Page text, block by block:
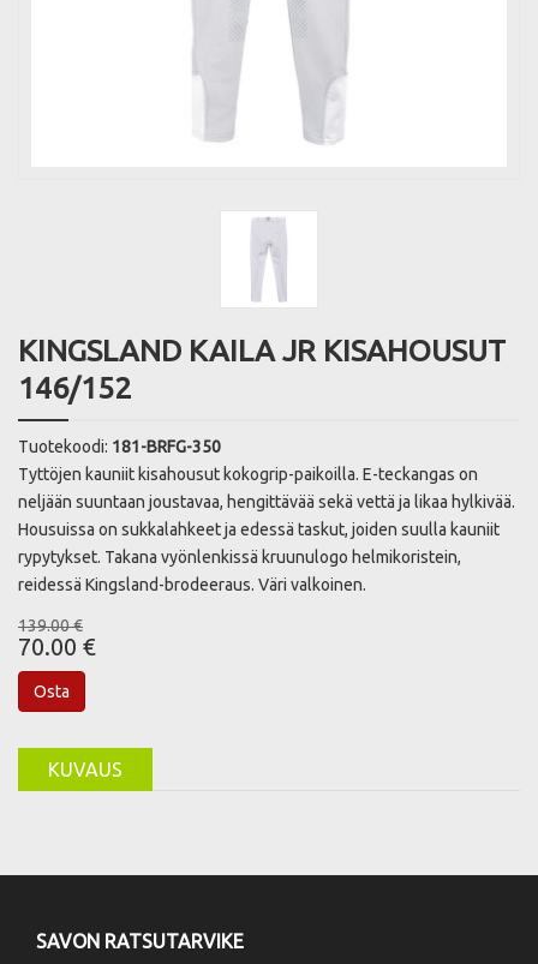
KINGSLAND KAILA JR KISAHOUSUT
146/152
Tuotekoodi: 181-BRFG-350
Tyttöjen kauniit kisahousut kokogrip-paikoilla. E-teckangas on
neljään suuntaan joustavaa, hengittävää sekä vettä ja likaa hylkivää.
Housuissa on sukkalahkeet ja edessä taskut, joiden suulla kauniit
rypytykset. Takana vyönlenkissä kruunulogo helmikoristein,
reidessä Kingsland-brodeeraus. Väri valkoinen.
139.00 €
70.00 €
Osta
KUVAUS
SAVON RATSUTARVIKE